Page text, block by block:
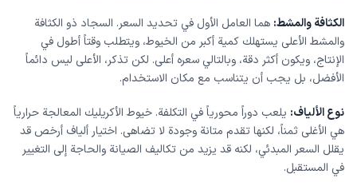
الكثافة والمشط: هما العامل الأول في تحديد السعر. السجاد ذو الكثافة
والمشط الأعلى يستهلك كمية أكبر من الخيوط، ويتطلب وقتاً أطول في
الإنتاج، ويكون أكثر دقة، وبالتالي سعره أعلى. لكن تذكر، الأعلى ليس دائماً
الأفضل، بل يجب أن يتناسب مع مكان الاستخدام.
نوع الألياف: يلعب دوراً محورياً في التكلفة. خيوط الأكريليك المعالجة حرارياً
هي الأغلى ثمناً، لكنها تقدم متانة وجودة لا تضاهى. اختيار ألياف أرخص قد
يقلل السعر المبدئي، لكنه قد يزيد من تكاليف الصيانة والحاجة إلى التغيير
في المستقبل.